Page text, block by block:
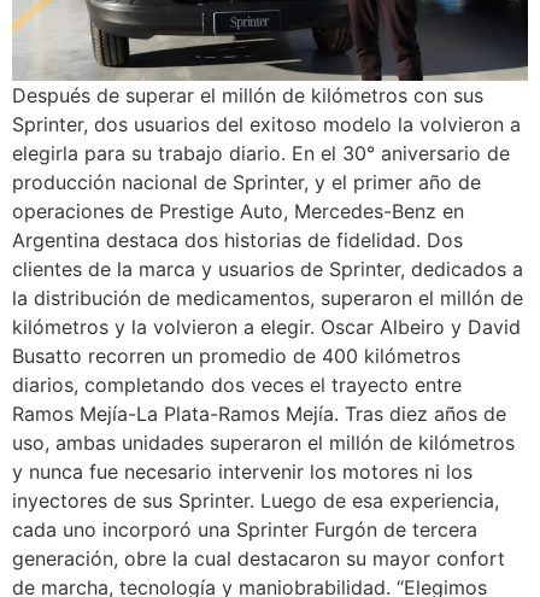
Después de superar el millón de kilómetros con sus
Sprinter, dos usuarios del exitoso modelo la volvieron a
elegirla para su trabajo diario. En el 30° aniversario de
producción nacional de Sprinter, y el primer año de
operaciones de Prestige Auto, Mercedes-Benz en
Argentina destaca dos historias de fidelidad. Dos
clientes de la marca y usuarios de Sprinter, dedicados a
la distribución de medicamentos, superaron el millón de
kilómetros y la volvieron a elegir. Oscar Albeiro y David
Busatto recorren un promedio de 400 kilómetros
diarios, completando dos veces el trayecto entre
Ramos Mejía-La Plata-Ramos Mejía. Tras diez años de
uso, ambas unidades superaron el millón de kilómetros
y nunca fue necesario intervenir los motores ni los
inyectores de sus Sprinter. Luego de esa experiencia,
cada uno incorporó una Sprinter Furgón de tercera
generación, obre la cual destacaron su mayor confort
de marcha, tecnología y maniobrabilidad. “Elegimos